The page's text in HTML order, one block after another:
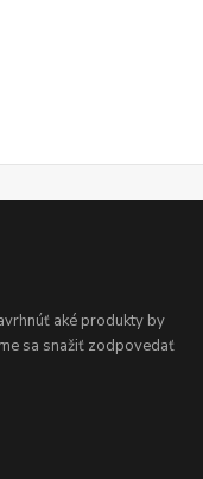
aké produkty by
sa snažiť zodpovedať